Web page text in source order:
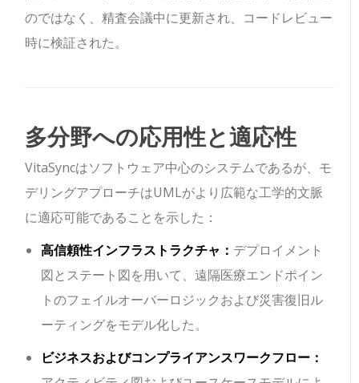
のではなく、精査会議中に更新され、コードレビュー
時に検証された。
多分野への応用性と適応性
VitaSyncはソフトウェア中心のシステムであるが、モ
デリングアプローチはUMLがより広範な工学的文脈
に適応可能であることを示した：
高信頼性インフラストラクチャ： デプロイメント
図とステート図を用いて、遠隔医療エンドポイン
トのフェイルオーバーロジックおよび災害復旧ル
ーティングをモデル化した。
ビジネスおよびコンプライアンスワークフロー：